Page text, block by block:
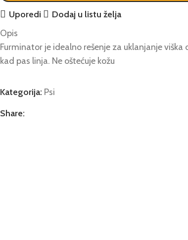
Uporedi
Dodaj u listu želja
Opis
Furminator je idealno rešenje za uklanjanje viška
kad pas linja. Ne oštećuje kožu
Kategorija: Psi
Share: